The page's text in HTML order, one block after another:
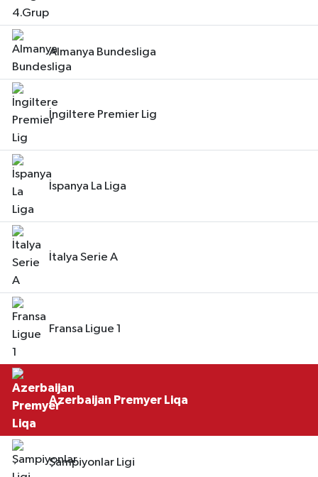
Almanya Bundesliga
İngiltere Premier Lig
İspanya La Liga
İtalya Serie A
Fransa Ligue 1
Azerbaijan Premyer Liqa
Şampiyonlar Ligi